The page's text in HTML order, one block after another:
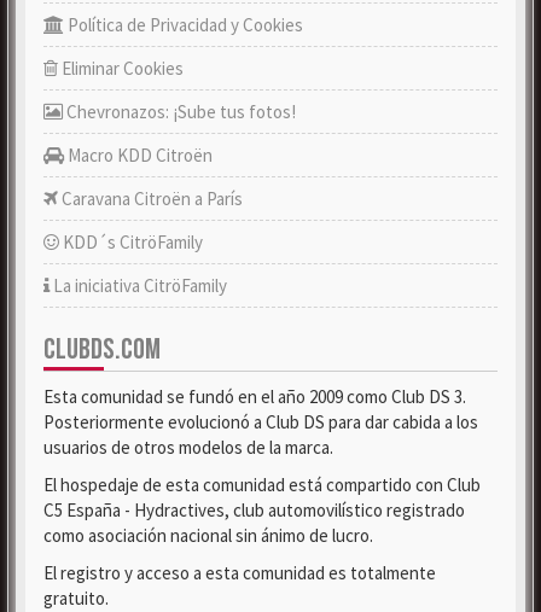
Política de Privacidad y Cookies
Eliminar Cookies
Chevronazos: ¡Sube tus fotos!
Macro KDD Citroën
Caravana Citroën a París
KDD´s CitröFamily
La iniciativa CitröFamily
CLUBDS.COM
Esta comunidad se fundó en el año 2009 como Club DS 3.
Posteriormente evolucionó a Club DS para dar cabida a los
usuarios de otros modelos de la marca.
El hospedaje de esta comunidad está compartido con Club
C5 España - Hydractives, club automovilístico registrado
como asociación nacional sin ánimo de lucro.
El registro y acceso a esta comunidad es totalmente
gratuito.